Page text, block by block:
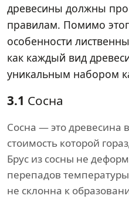
древесины должны
правилам. Помимо
особенности
как каждый вид
уникальным набором
3.1 Сосна
Сосна — это древесина
стоимость которой
Брус из сосны не
перепадов
не склонна к